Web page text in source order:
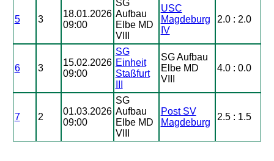
5 3
18.01.2026
09:00
SG
Aufbau
Elbe MD
VIII
USC
Magdeburg
IV
2.0 : 2.0
6 3
15.02.2026
09:00
SG
Einheit
Staßfurt
SG Aufbau
Elbe MD
VIII
4.0 : 0.0
7 2
01.03.2026
09:00
SG
Aufbau
Elbe MD
VIII
Post SV
Magdeburg
2.5 : 1.5